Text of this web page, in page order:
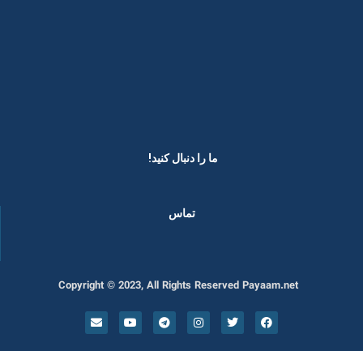
ما را دنبال کنید! ​
تماس
Copyright © 2023, All Rights Reserved Payaam.net